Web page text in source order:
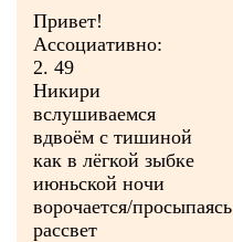
Привет!
Ассоциативно:
2. 49
Никири
вслушиваемся
вдвоём с тишиной
как в лёгкой зыбке
июньской ночи
ворочается/просыпаясь
рассвет